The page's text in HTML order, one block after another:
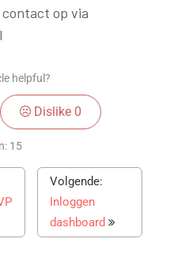
op via
helpful?
Dislike 0
15
Volgende:
Inloggen
dashboard